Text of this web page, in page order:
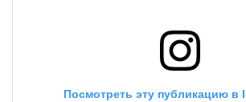
Посмотреть эту публикацию в